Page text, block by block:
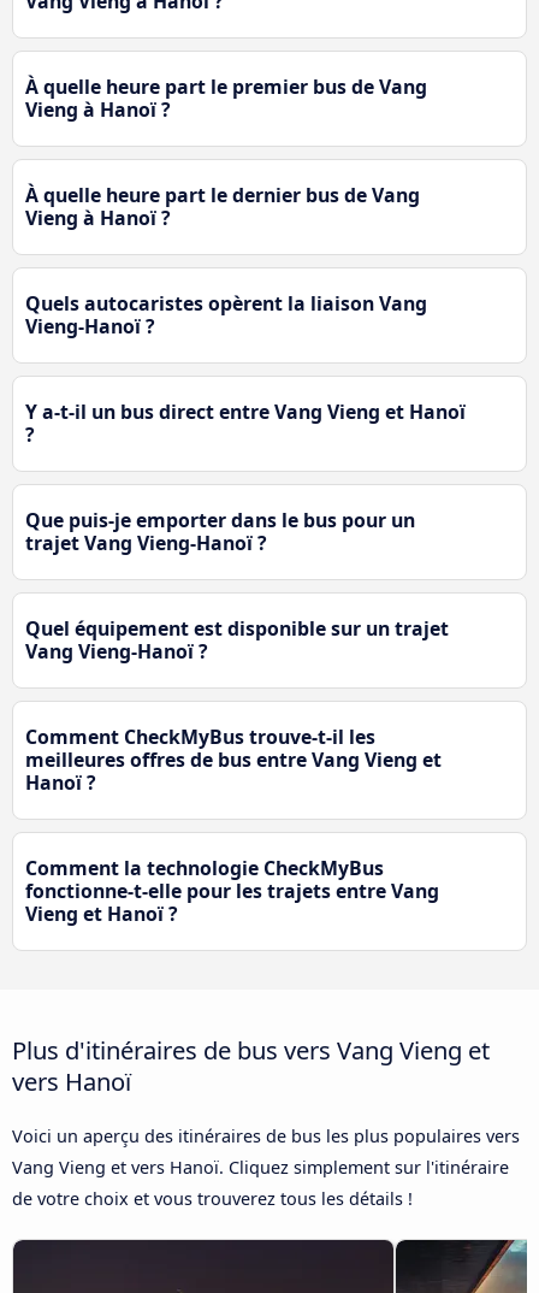
À quelle heure part le premier bus de Vang
Vieng à Hanoï ?
À quelle heure part le dernier bus de Vang
Vieng à Hanoï ?
Quels autocaristes opèrent la liaison Vang
Vieng-Hanoï ?
Y a-t-il un bus direct entre Vang Vieng et Hanoï
?
Que puis-je emporter dans le bus pour un
trajet Vang Vieng-Hanoï ?
Quel équipement est disponible sur un trajet
Vang Vieng-Hanoï ?
Comment CheckMyBus trouve-t-il les
meilleures offres de bus entre Vang Vieng et
Hanoï ?
Comment la technologie CheckMyBus
fonctionne-t-elle pour les trajets entre Vang
Vieng et Hanoï ?
Plus d'itinéraires de bus vers Vang Vieng et
vers Hanoï
Voici un aperçu des itinéraires de bus les plus populaires vers
Vang Vieng et vers Hanoï. Cliquez simplement sur l'itinéraire
de votre choix et vous trouverez tous les détails !